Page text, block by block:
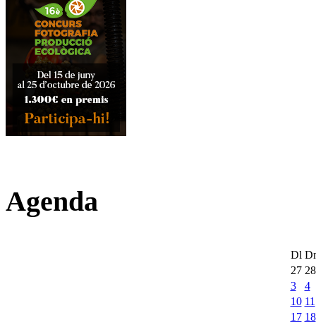
Agenda
Dl
27 28
3
4
10 11
17 18